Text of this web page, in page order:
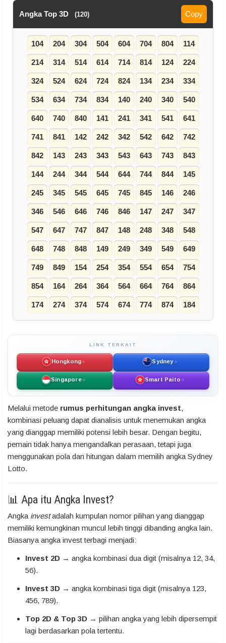
Angka Top 3D (120) Copy
104 204 304 504 604 704 804 114
214 314 514 614 714 814 124 224
324 524 624 724 824 134 234 334
534 634 734 834 140 240 340 540
640 740 840 141 241 341 541 641
741 841 142 242 342 542 642 742
842 143 243 343 543 643 743 843
144 244 344 544 644 744 844 145
245 345 545 645 745 845 146 246
346 546 646 746 846 147 247 347
547 647 747 847 148 248 348 548
648 748 848 149 249 349 549 649
749 849 154 254 354 554 654 754
854 164 264 364 564 664 764 864
174 274 374 574 674 774 874 184
LINK TERKAIT
Hongkong Sydney
Singapore Smart Paito
Melalui metode rumus perhitungan angka invest,
kombinasi peluang dapat dianalisis untuk menemukan angka
yang dianggap memiliki potensi lebih besar. Dengan begitu,
pemain tidak hanya mengandalkan perasaan, tetapi juga
menggunakan pola dan hitungan dalam memilih angka Sydney
Lotto.
📊 Apa itu Angka Invest?
Angka investadalah kumpulan nomor pilihan yang dianggap
memiliki kemungkinan muncul lebih tinggi dibanding angka lain.
Biasanya angka invest terbagi menjadi:
Invest 2D → angka kombinasi dua digit (misalnya 12, 34,
56).
Invest 3D → angka kombinasi tiga digit (misalnya 123,
456, 789).
Top 2D & Top 3D → pilihan angka yang lebih dipersempit
lagi berdasarkan pola tertentu.